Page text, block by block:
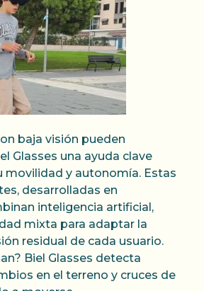
baja visión pueden
Glasses una ayuda clave
movilidad y autonomía. Estas
desarrolladas en
inteligencia artificial,
mixta para adaptar la
residual de cada usuario.
Biel Glasses detecta
en el terreno y cruces de